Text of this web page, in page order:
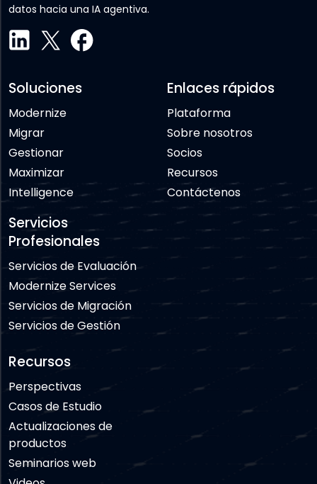
datos hacia una IA agentiva.
Soluciones
Modernize
Migrar
Gestionar
Maximizar
Intelligence
Servicios
Profesionales
Servicios de Evaluación
Modernize Services
Servicios de Migración
Servicios de Gestión
Enlaces rápidos
Plataforma
Sobre nosotros
Socios
Recursos
Contáctenos
Recursos
Perspectivas
Casos de Estudio
Actualizaciones de
productos
Seminarios web